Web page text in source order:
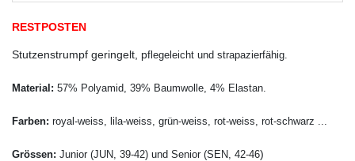
RESTPOSTEN
Stutzenstrumpf geringelt, pflegeleicht und strapazierfähig.
Material: 57% Polyamid, 39% Baumwolle, 4% Elastan.
Farben: royal-weiss, lila-weiss, grün-weiss, rot-weiss, rot-schwarz ...
Grössen: Junior (JUN, 39-42) und Senior (SEN, 42-46)